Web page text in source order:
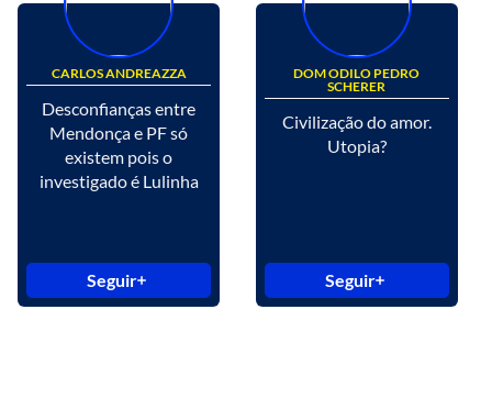
CARLOS ANDREAZZA
Desconfianças entre
Mendonça e PF só
existem pois o
investigado é Lulinha
Seguir
DOM ODILO PEDRO
SCHERER
Civilização do amor.
Utopia?
Seguir